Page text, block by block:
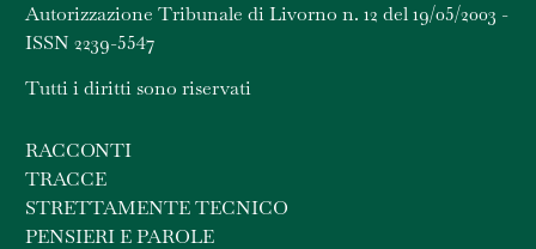
Autorizzazione Tribunale di Livorno n. 12 del 19/05/2003 -
ISSN 2239-5547
Tutti i diritti sono riservati
RACCONTI
TRACCE
STRETTAMENTE TECNICO
PENSIERI E PAROLE